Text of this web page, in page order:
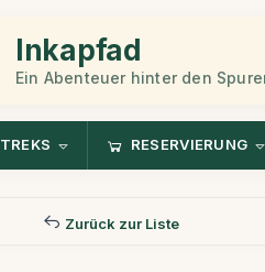
Inkapfad
Ein Abenteuer hinter den
TREKS RESERVIERUNG
Zurück zur Liste